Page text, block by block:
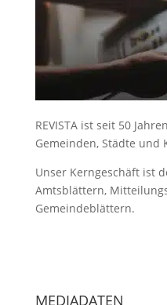
REVISTA ist seit 50
Gemeinden, Städte und
Unser Kerngeschäft ist
Amtsblättern,
Gemeindeblättern.
MEDIADATEN